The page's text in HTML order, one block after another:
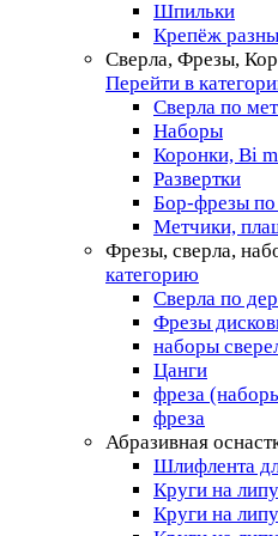
Шпильки
Крепёж
Сверла, Фрезы,
Перейти в
Сверла по
Наборы
Коронки, Bi
Развертки
Бор-фрезы по
Метчики,
Фрезы, сверла,
категорию
Сверла по
Фрезы
наборы
Цанги
фреза
фреза
Абразивная
Шлифлента
Круги на
Круги на